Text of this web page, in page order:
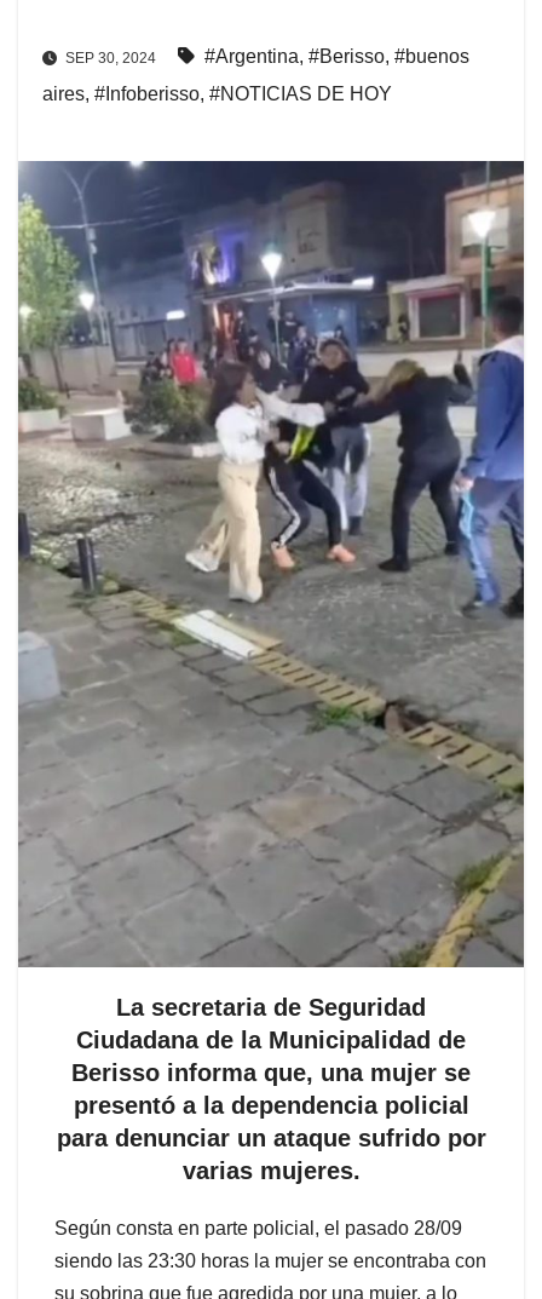
SEP 30, 2024 #Argentina, #Berisso, #buenos
aires, #Infoberisso, #NOTICIAS DE HOY
La secretaria de Seguridad
Ciudadana de la Municipalidad de
Berisso informa que, una mujer se
presentó a la dependencia policial
para denunciar un ataque sufrido por
varias mujeres.
Según consta en parte policial, el pasado 28/09
siendo las 23:30 horas la mujer se encontraba con
su sobrina que fue agredida por una mujer, a lo